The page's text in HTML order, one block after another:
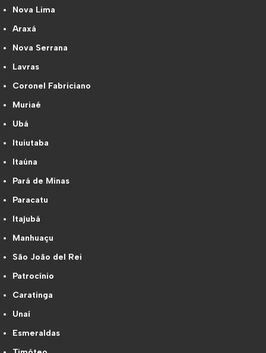
Nova Lima
Araxá
Nova Serrana
Lavras
Coronel Fabriciano
Muriaé
Ubá
Ituiutaba
Itaúna
Pará de Minas
Paracatu
Itajubá
Manhuaçu
São João del Rei
Patrocínio
Caratinga
Unaí
Esmeraldas